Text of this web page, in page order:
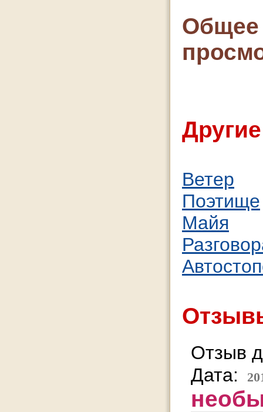
Общее
Ветер
Поэтище
Майя
Отзыв
Дата: